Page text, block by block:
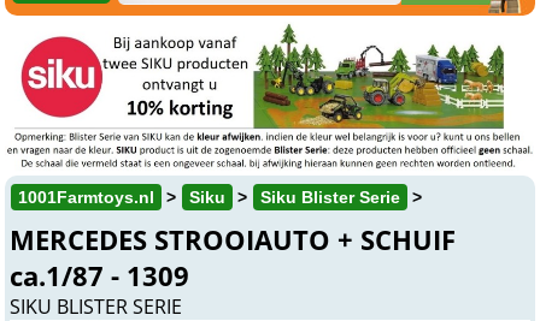
1001Farmtoys.nl Siku Siku Blister Serie
MERCEDES STROOIAUTO + SCHUIF
ca.1/87 - 1309
SIKU BLISTER SERIE